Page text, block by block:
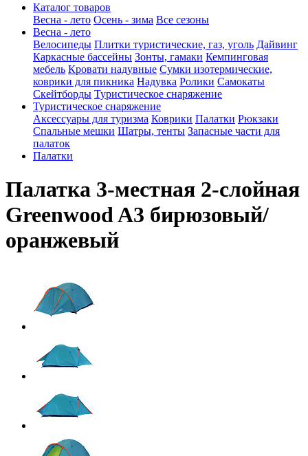
Каталог товаров
Весна - лето Осень - зима Все сезоны
Весна - лето
Велосипеды Плитки туристические, газ, уголь Дайвинг
Каркасные бассейны Зонты, гамаки Кемпинговая
мебель Кровати надувные Cумки изотермические,
коврики для пикника Надувка Ролики Самокаты
Скейтборды Туристическое снаряжение
Туристическое снаряжение
Аксессуары для туризма Коврики Палатки Рюкзаки
Спальные мешки Шатры, тенты Запасные части для
палаток
Палатки
Палатка 3-местная 2-слойная
Greenwood A3 бирюзовый/
оранжевый